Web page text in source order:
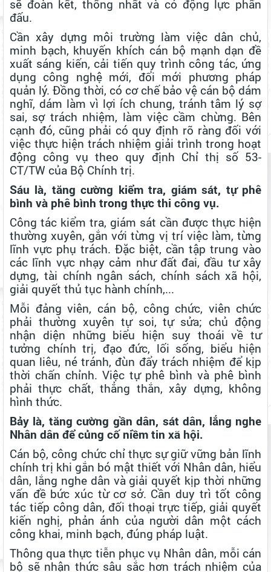
sẽ đoàn kết, thống nhất và có động lực phấn
đấu.
Cần xây dựng môi trường làm việc dân chủ,
minh bạch, khuyến khích cán bộ mạnh dạn đề
xuất sáng kiến, cải tiến quy trình công tác, ứng
dụng công nghệ mới, đổi mới phương pháp
quản lý. Đồng thời, có cơ chế bảo vệ cán bộ dám
nghĩ, dám làm vì lợi ích chung, tránh tâm lý sợ
sai, sợ trách nhiệm, làm việc cầm chừng. Bên
cạnh đó, cũng phải có quy định rõ ràng đối với
việc thực hiện trách nhiệm giải trình trong hoạt
động công vụ theo quy định Chỉ thị số 53-
CT/TW của Bộ Chính trị.
Sáu là, tăng cường kiểm tra, giám sát, tự phê
bình và phê bình trong thực thi công vụ.
Công tác kiểm tra, giám sát cần được thực hiện
thường xuyên, gắn với từng vị trí việc làm, từng
lĩnh vực phụ trách. Đặc biệt, cần tập trung vào
các lĩnh vực nhạy cảm như đất đai, đầu tư xây
dựng, tài chính ngân sách, chính sách xã hội,
giải quyết thủ tục hành chính,...
Mỗi đảng viên, cán bộ, công chức, viên chức
phải thường xuyên tự soi, tự sửa; chủ động
nhận diện những biểu hiện suy thoái về tư
tưởng chính trị, đạo đức, lối sống, biểu hiện
quan liêu, né tránh, đùn đẩy trách nhiệm để kịp
thời chấn chỉnh. Việc tự phê bình và phê bình
phải thực chất, thẳng thắn, xây dựng, không
hình thức.
Bảy là, tăng cường gần dân, sát dân, lắng nghe
Nhân dân để củng cố niềm tin xã hội.
Cán bộ, công chức chỉ thực sự giữ vững bản lĩnh
chính trị khi gắn bó mật thiết với Nhân dân, hiểu
dân, lắng nghe dân và giải quyết kịp thời những
vấn đề bức xúc từ cơ sở. Cần duy trì tốt công
tác tiếp công dân, đối thoại trực tiếp, giải quyết
kiến nghị, phản ánh của người dân một cách
công khai, minh bạch, đúng pháp luật.
Thông qua thực tiễn phục vụ Nhân dân, mỗi cán
bộ sẽ nhận thức sâu sắc hơn trách nhiệm của